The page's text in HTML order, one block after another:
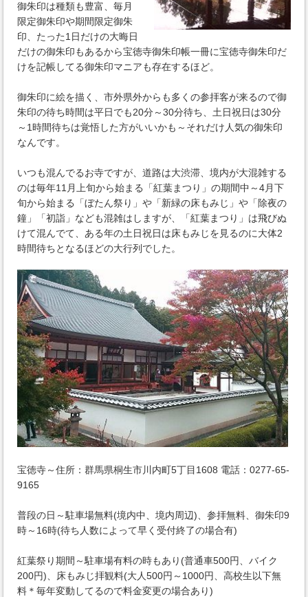
御朱印は種類も豊富、毎月
限定御朱印や期間限定御朱
印、たった1日だけの大晦日
だけの御朱印もあるから宝徳寺御朱印帳一冊に宝徳寺御朱印だ
けを記帳してる御朱印マニアも存在するほど。
御朱印に絵を描く、市外県外からも多くの参拝客が来るので御
朱印の待ち時間は平日でも20分～30分待ち、土日祝日は30分
～1時間待ちは覚悟した方がいいかも～それだけ人気の御朱印
なんです。
いつも混んでるお寺ですが、道路は大渋滞、境内が大混雑する
のは毎年11月上旬から始まる「紅葉まつり」の期間中～4月下
旬から始まる「ぼたん祭り」や「新緑の床もみじ」や「除夜の
鐘」「初詣」なども混雑はしますが、「紅葉まつり」は飛びぬ
けて混んでて、ある年の土日祝日は床もみじを見るのに大体2
時間待ちとなるほどの大行列でした。
宝徳寺～住所：群馬県桐生市川内町5丁目1608 電話：0277-65-
9165
普段の日～駐車場無料(境内中、境内周辺)、参拝無料、御朱印9
時～16時(待ち人数によって早く受付終了の場合有)
紅葉祭り期間～駐車場有料の時もあり(普通車500円、バイク
200円)、床もみじ拝観料(大人500円～1000円、高校生以下無
料＊毎年変動してるので料金変更の場合あり)